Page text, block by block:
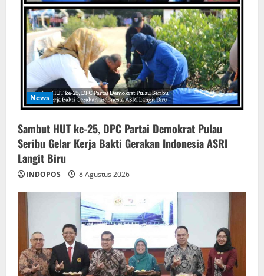
News
‎Sambut HUT ke-25, DPC Partai Demokrat Pulau
Seribu Gelar Kerja Bakti Gerakan Indonesia ASRI
Langit Biru
INDOPOS 8 Agustus 2026